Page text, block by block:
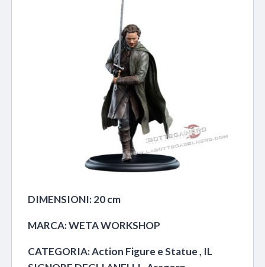
DIMENSIONI: 20 cm
MARCA: WETA WORKSHOP
CATEGORIA: Action Figure e Statue , IL